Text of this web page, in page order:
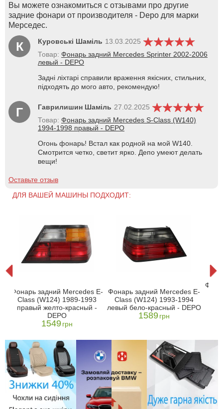
Вы можете ознакомиться с отзывами про другие
задние фонари от производителя - Depo для марки
Мерседес.
К Куровські Шаміль 13.03.2025
Товар: Фонарь задний Mercedes Sprinter 2002-2006
левый - DEPO
Задні ліхтарі справили враження якісних, стильних,
підходять до мого авто, рекомендую!
Г Гаврилишин Шаміль 27.02.2025
Товар: Фонарь задний Mercedes S-Class (W140)
1994-1998 правый - DEPO
Огонь фонарь! Встал как родной на мой W140.
Смотрится четко, светит ярко. Депо умеют делать
вещи!
Оставьте отзыв
ДЛЯ ВАШЕЙ МАШИНЫ ПОДХОДИТ:
Фонарь задний Mercedes E-
Class (W124) 1989-1993
правый желто-красный -
DEPO
1549 грн
Фонарь задний Mercedes E-
Class (W124) 1993-1994
левый бело-красный - DEPO
1589 грн